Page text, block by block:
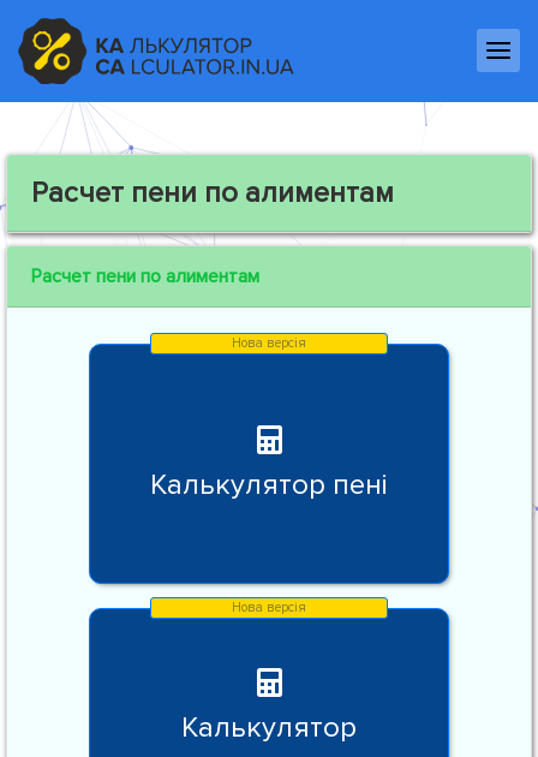
Расчет пени по алиментам
Расчет пени по алиментам
Калькулятор пені
Калькулятор